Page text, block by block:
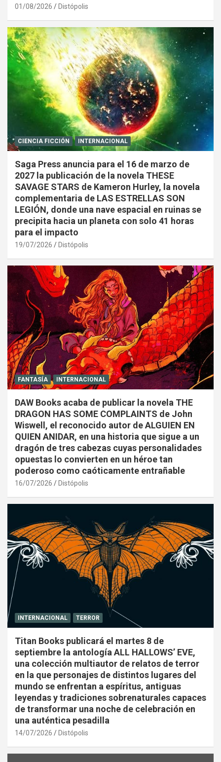
01/08/2026 Distópolis
CIENCIA FICCIÓN INTERNACIONAL
Saga Press anuncia para el 16 de marzo de
2027 la publicación de la novela THESE
SAVAGE STARS de Kameron Hurley, la novela
complementaria de LAS ESTRELLAS SON
LEGIÓN, donde una nave espacial en ruinas se
precipita hacia un planeta con solo 41 horas
para el impacto
19/07/2026 Distópolis
FANTASÍA INTERNACIONAL
DAW Books acaba de publicar la novela THE
DRAGON HAS SOME COMPLAINTS de John
Wiswell, el reconocido autor de ALGUIEN EN
QUIEN ANIDAR, en una historia que sigue a un
dragón de tres cabezas cuyas personalidades
opuestas lo convierten en un héroe tan
poderoso como caóticamente entrañable
16/07/2026 Distópolis
INTERNACIONAL TERROR
Titan Books publicará el martes 8 de
septiembre la antología ALL HALLOWS’ EVE,
una colección multiautor de relatos de terror
en la que personajes de distintos lugares del
mundo se enfrentan a espíritus, antiguas
leyendas y tradiciones sobrenaturales capaces
de transformar una noche de celebración en
una auténtica pesadilla
14/07/2026 Distópolis